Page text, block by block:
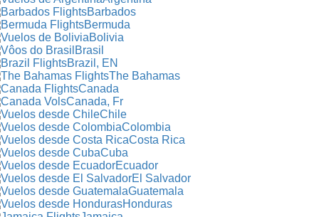
Barbados
Bermuda
Bolivia
Brasil
Brazil, EN
The Bahamas
Canada
Canada, Fr
Chile
Colombia
Costa Rica
Cuba
Ecuador
El Salvador
Guatemala
Honduras